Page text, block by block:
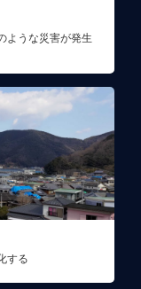
ような災害が発生
する